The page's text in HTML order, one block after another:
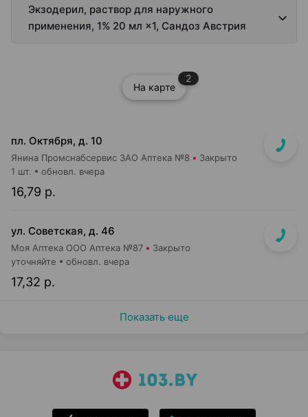
Экзодерил, раствор для наружного
применения, 1% 20 мл ×1, Сандоз Австрия
На карте
2
пл. Октября, д. 10
Янина Промснабсервис ЗАО Аптека №8 Закрыто
16,79 р.
1 шт. обновл. вчера
ул. Советская, д. 46
Моя Аптека ООО Аптека №87 Закрыто
17,32 р.
уточняйте обновл. вчера
Показать еще